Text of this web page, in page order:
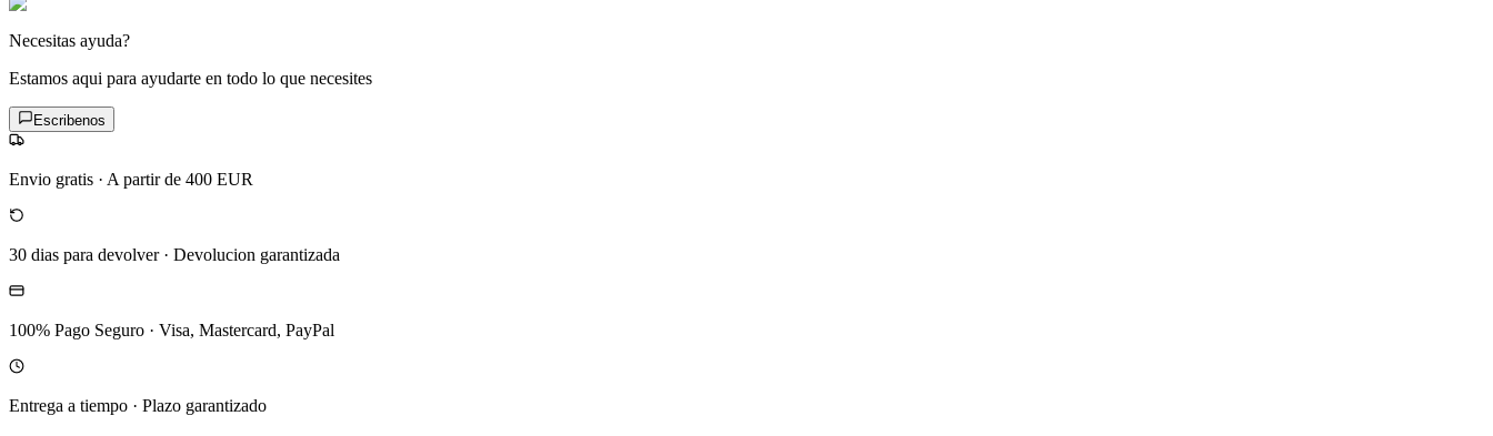
Necesitas ayuda?
Estamos aqui para ayudarte en todo lo que necesites
Escribenos
Envio gratis · A partir de 400 EUR
30 dias para devolver· Devolucion garantizada
100% Pago Seguro · Visa, Mastercard, PayPal
Entrega a tiempo · Plazo garantizado